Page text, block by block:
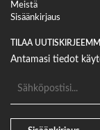
Meistä
Sisäänkirjaus
TILAA
Antamasi tiedot